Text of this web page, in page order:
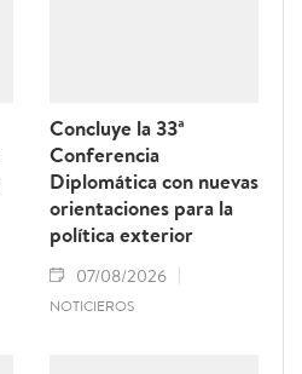
Concluye la 33ª
Conferencia
Diplomática con nuevas
orientaciones para la
política exterior
07/08/2026
NOTICIEROS